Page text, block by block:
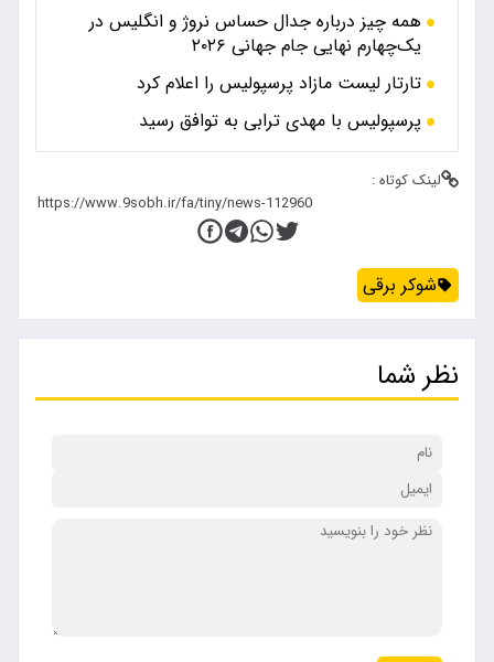
همه چیز درباره جدال حساس نروژ و انگلیس در
یک‌چهارم نهایی جام جهانی ۲۰۲۶
تارتار لیست مازاد پرسپولیس را اعلام کرد
پرسپولیس با مهدی ترابی به توافق رسید
لینک کوتاه :
شوکر برقی
نظر شما